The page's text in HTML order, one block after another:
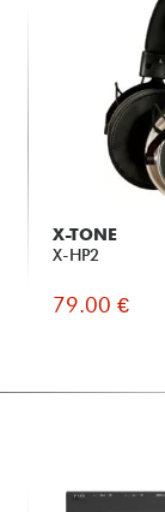
X-TONE
X-HP2
79.00 €